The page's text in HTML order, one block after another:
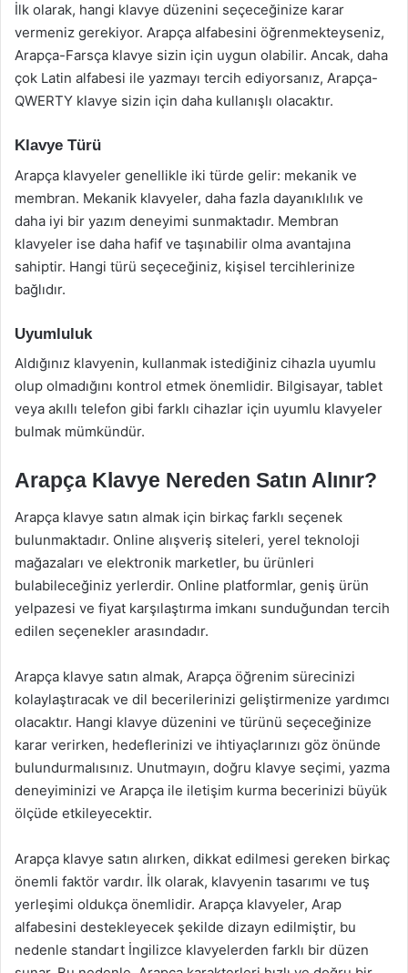
İlk olarak, hangi klavye düzenini seçeceğinize karar
vermeniz gerekiyor. Arapça alfabesini öğrenmekteyseniz,
Arapça-Farsça klavye sizin için uygun olabilir. Ancak, daha
çok Latin alfabesi ile yazmayı tercih ediyorsanız, Arapça-
QWERTY klavye sizin için daha kullanışlı olacaktır.
Klavye Türü
Arapça klavyeler genellikle iki türde gelir: mekanik ve
membran. Mekanik klavyeler, daha fazla dayanıklılık ve
daha iyi bir yazım deneyimi sunmaktadır. Membran
klavyeler ise daha hafif ve taşınabilir olma avantajına
sahiptir. Hangi türü seçeceğiniz, kişisel tercihlerinize
bağlıdır.
Uyumluluk
Aldığınız klavyenin, kullanmak istediğiniz cihazla uyumlu
olup olmadığını kontrol etmek önemlidir. Bilgisayar, tablet
veya akıllı telefon gibi farklı cihazlar için uyumlu klavyeler
bulmak mümkündür.
Arapça Klavye Nereden Satın Alınır?
Arapça klavye satın almak için birkaç farklı seçenek
bulunmaktadır. Online alışveriş siteleri, yerel teknoloji
mağazaları ve elektronik marketler, bu ürünleri
bulabileceğiniz yerlerdir. Online platformlar, geniş ürün
yelpazesi ve fiyat karşılaştırma imkanı sunduğundan tercih
edilen seçenekler arasındadır.
Arapça klavye satın almak, Arapça öğrenim sürecinizi
kolaylaştıracak ve dil becerilerinizi geliştirmenize yardımcı
olacaktır. Hangi klavye düzenini ve türünü seçeceğinize
karar verirken, hedeflerinizi ve ihtiyaçlarınızı göz önünde
bulundurmalısınız. Unutmayın, doğru klavye seçimi, yazma
deneyiminizi ve Arapça ile iletişim kurma becerinizi büyük
ölçüde etkileyecektir.
Arapça klavye satın alırken, dikkat edilmesi gereken birkaç
önemli faktör vardır. İlk olarak, klavyenin tasarımı ve tuş
yerleşimi oldukça önemlidir. Arapça klavyeler, Arap
alfabesini destekleyecek şekilde dizayn edilmiştir, bu
nedenle standart İngilizce klavyelerden farklı bir düzen